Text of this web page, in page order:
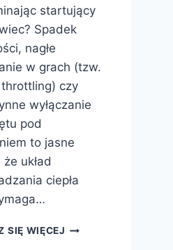
startujący
Spadek
nagłe
w grach (tzw.
czy
wyłączanie
pod
to jasne
że układ
ciepła
SIĘ WIĘCEJ KONSERWACJA